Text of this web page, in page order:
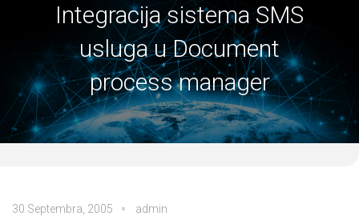
Integracija sistema SMS
usluga u Document
process manager
30 Septembra, 2005
admin